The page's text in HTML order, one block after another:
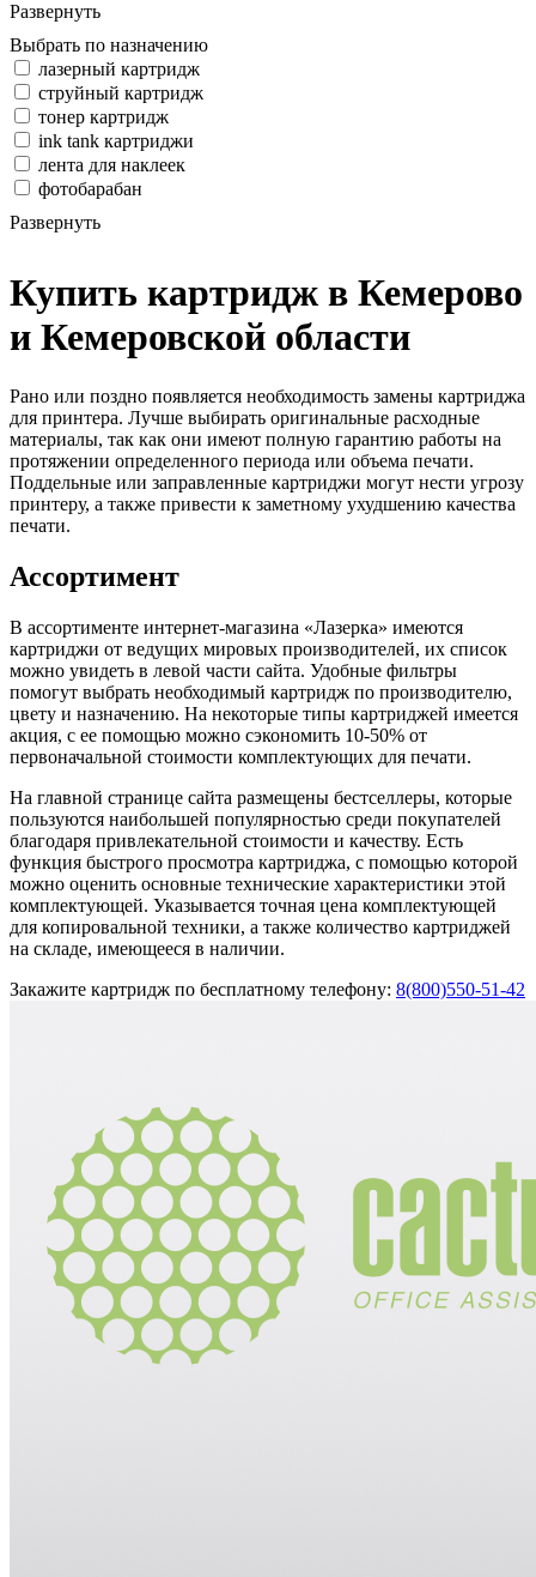
Развернуть
Выбрать по назначению
лазерный картридж
струйный картридж
тонер картридж
ink tank картриджи
лента для наклеек
фотобарабан
Развернуть
Купить картридж в Кемерово
и Кемеровской области
Рано или поздно появляется необходимость замены картриджа
для принтера. Лучше выбирать оригинальные расходные
материалы, так как они имеют полную гарантию работы на
протяжении определенного периода или объема печати.
Поддельные или заправленные картриджи могут нести угрозу
принтеру, а также привести к заметному ухудшению качества
печати.
Ассортимент
В ассортименте интернет-магазина «Лазерка» имеются
картриджи от ведущих мировых производителей, их список
можно увидеть в левой части сайта. Удобные фильтры
помогут выбрать необходимый картридж по производителю,
цвету и назначению. На некоторые типы картриджей имеется
акция, с ее помощью можно сэкономить 10-50% от
первоначальной стоимости комплектующих для печати.
На главной странице сайта размещены бестселлеры, которые
пользуются наибольшей популярностью среди покупателей
благодаря привлекательной стоимости и качеству. Есть
функция быстрого просмотра картриджа, с помощью которой
можно оценить основные технические характеристики этой
комплектующей. Указывается точная цена комплектующей
для копировальной техники, а также количество картриджей
на складе, имеющееся в наличии.
Закажите картридж по бесплатному телефону: 8(800)550-51-42